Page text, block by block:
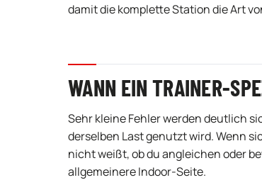
damit die komplette Station die Art
WANN EIN TRAINER-
Sehr kleine Fehler werden deutlich
derselben Last genutzt wird. Wenn
nicht weißt, ob du angleichen oder
allgemeinere Indoor-Seite.